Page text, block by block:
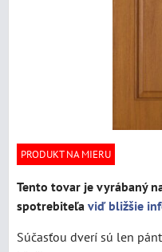
PRODUKT NA MIERU
Tento tovar je vyrábaný
spotrebiteľa viď bližšie
Súčasťou dverí sú len